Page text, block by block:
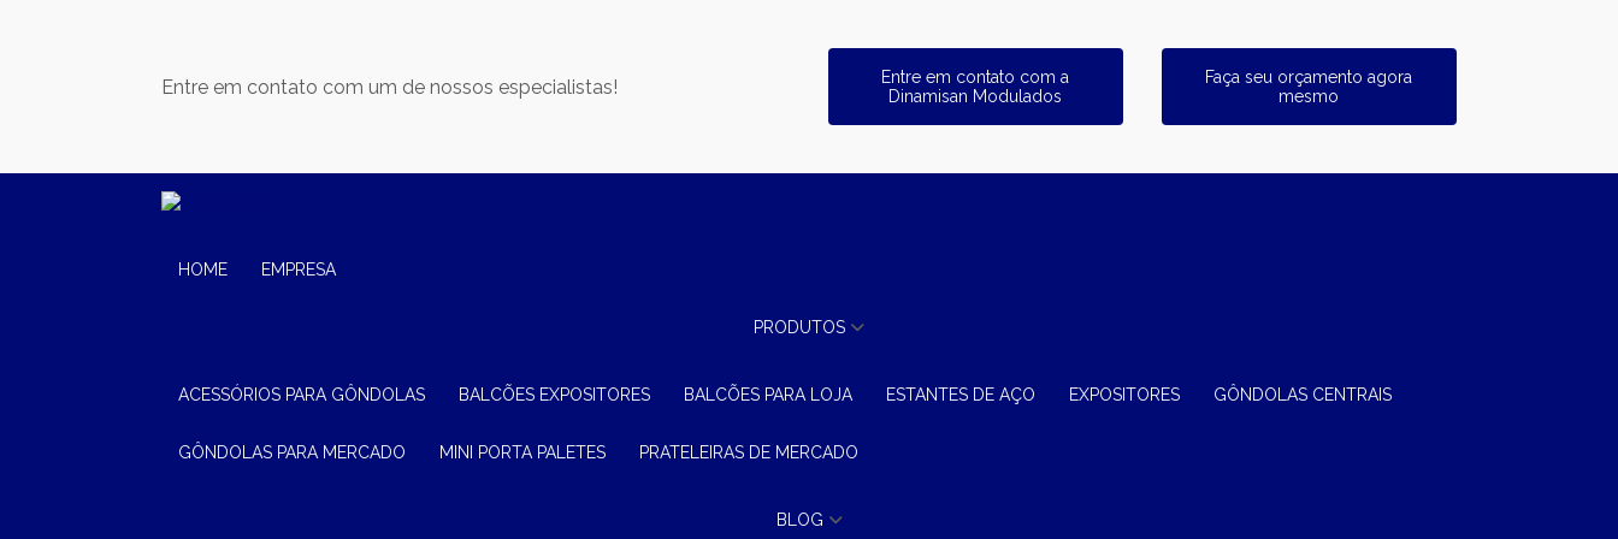
Entre em contato com um de nossos especialistas!
Entre em contato com a
Dinamisan Modulados
Faça seu orçamento agora
mesmo
HOME EMPRESA
PRODUTOS
ACESSÓRIOS PARA GÔNDOLAS BALCÕES EXPOSITORES BALCÕES PARA LOJA ESTANTES DE AÇO EXPOSITORES GÔNDOLAS CENTRAIS
GÔNDOLAS PARA MERCADO MINI PORTA PALETES PRATELEIRAS DE MERCADO
BLOG